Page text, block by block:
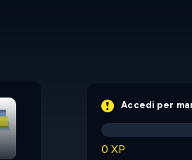
Impossible Path
Accedi per
0 XP